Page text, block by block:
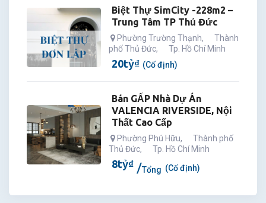
Biệt Thự SimCity -228m2 –
Trung Tâm TP Thủ Đức
Phường Trường Thạnh,
Thành
phố Thủ Đức, Tp. Hồ Chí Minh
20tỷ₫ (Cố định)
Bán GẤP Nhà Dự Án
VALENCIA RIVERSIDE, Nội
Thất Cao Cấp
Phường Phú Hữu,
Thành phố
Thủ Đức, Tp. Hồ Chí Minh
8tỷ₫ Tổng (Cố định)